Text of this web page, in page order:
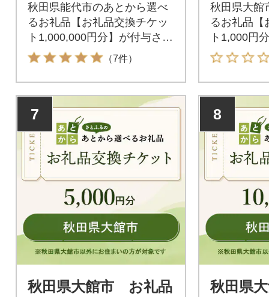
秋田県能代市のあとから選べ
るお礼品【お礼品交換チケッ
ト1,000,000円分】が付与され
ます。付与されたお礼品交換
チケットは秋田県能代市が指
定するお礼品と交換が可能で
す。
（7件）
秋田県大館
るお礼品【
ト1,000円
す。付与さ
ケットは秋
するお礼品
す。
7
秋田県大館市 お礼品
8
秋田県